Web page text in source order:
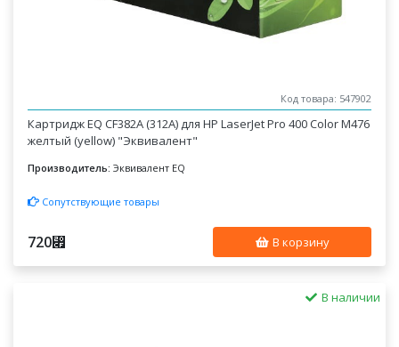
Код товара: 547902
Картридж EQ CF382A (312A) для HP LaserJet Pro 400 Color M476
желтый (yellow) "Эквивалент"
Производитель: Эквивалент EQ
Сопутствующие товары
720⃏ В корзину
В наличии